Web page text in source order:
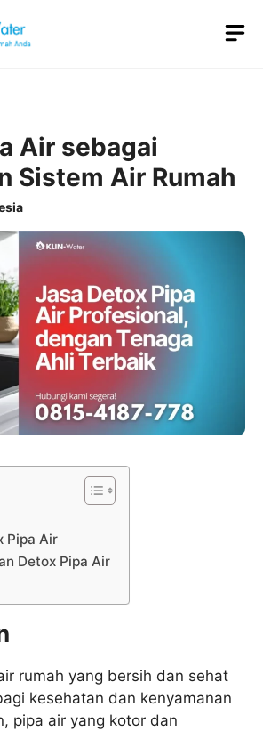
Air sebagai
Sistem Air Rumah
Pipa Air
Detox Pipa Air
rumah yang bersih dan sehat
kesehatan dan kenyamanan
pipa air yang kotor dan